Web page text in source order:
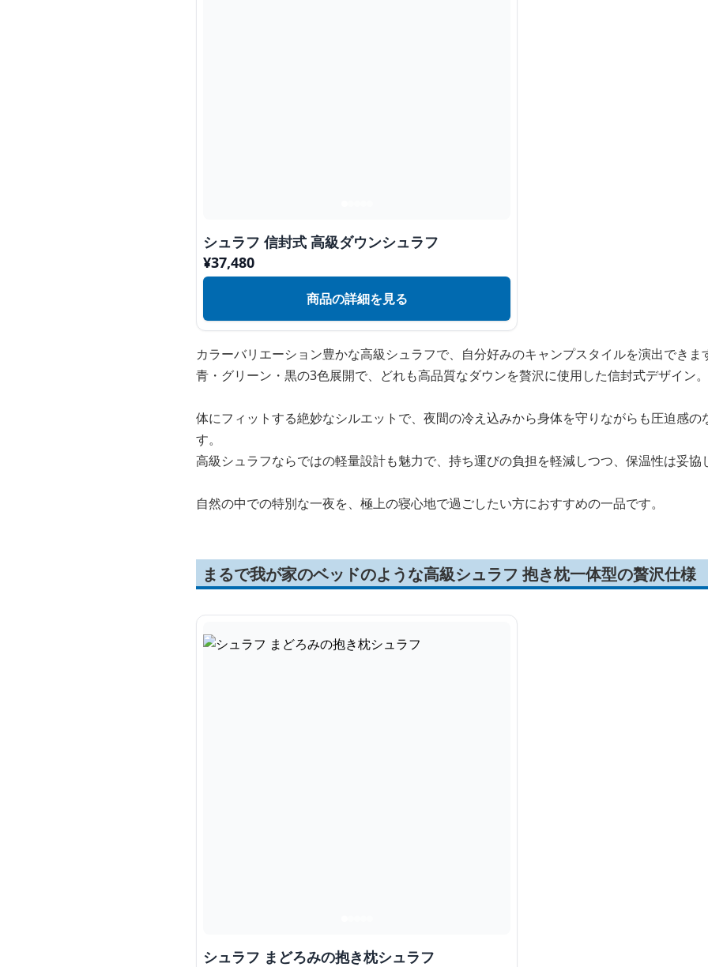
シュラフ 信封式 高級ダウンシュラフ
¥37,480
商品の詳細を見る
カラーバリエーション豊かな高級シュラフで、自分好みのキャンプスタイルを演出できま
青・グリーン・黒の3色展開で、どれも高品質なダウンを贅沢に使用した信封式デザイン。
体にフィットする絶妙なシルエットで、夜間の冷え込みから身体を守りながらも圧迫感の
す。
高級シュラフならではの軽量設計も魅力で、持ち運びの負担を軽減しつつ、保温性は妥協
自然の中での特別な一夜を、極上の寝心地で過ごしたい方におすすめの一品です。
まるで我が家のベッドのような高級シュラフ 抱き枕一体型の贅沢仕様
シュラフ まどろみの抱き枕シュラフ